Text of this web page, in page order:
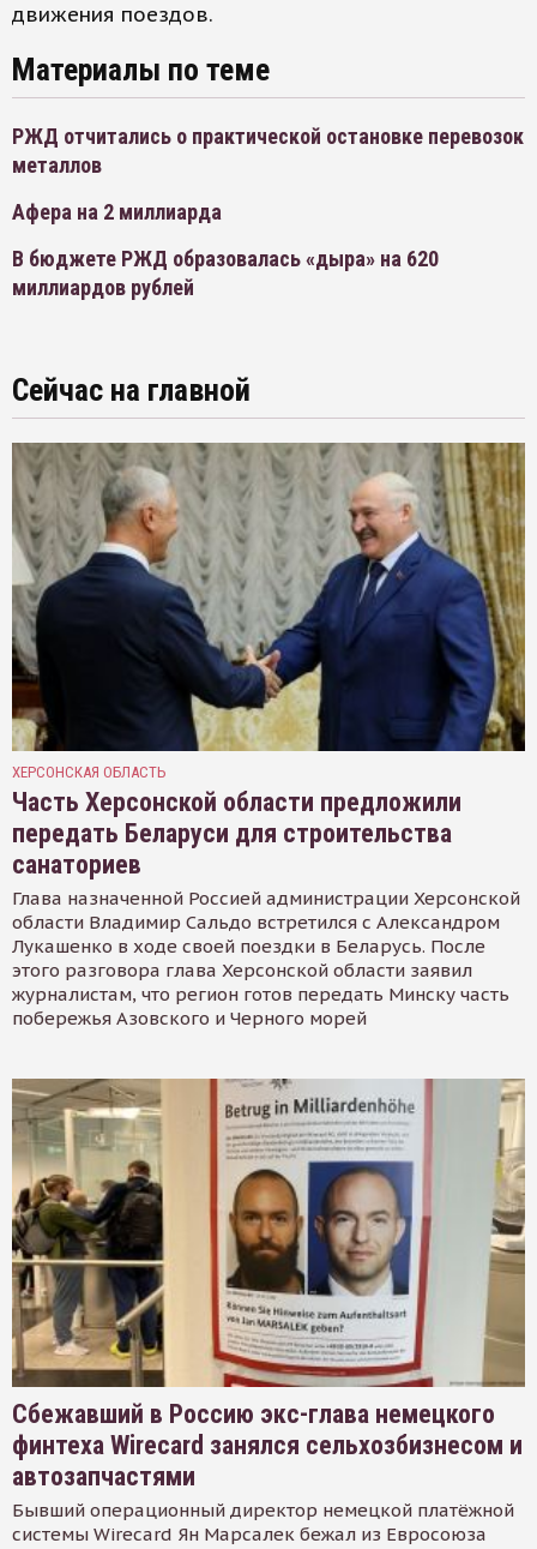
движения поездов.
Материалы по теме
РЖД отчитались о практической остановке перевозок
металлов
Афера на 2 миллиарда
В бюджете РЖД образовалась «дыра» на 620
миллиардов рублей
Сейчас на главной
ХЕРСОНСКАЯ ОБЛАСТЬ
Часть Херсонской области предложили
передать Беларуси для строительства
санаториев
Глава назначенной Россией администрации Херсонской
области Владимир Сальдо встретился с Александром
Лукашенко в ходе своей поездки в Беларусь. После
этого разговора глава Херсонской области заявил
журналистам, что регион готов передать Минску часть
побережья Азовского и Черного морей
Сбежавший в Россию экс-глава немецкого
финтеха Wirecard занялся сельхозбизнесом и
автозапчастями
Бывший операционный директор немецкой платёжной
системы Wirecard Ян Марсалек бежал из Евросоюза